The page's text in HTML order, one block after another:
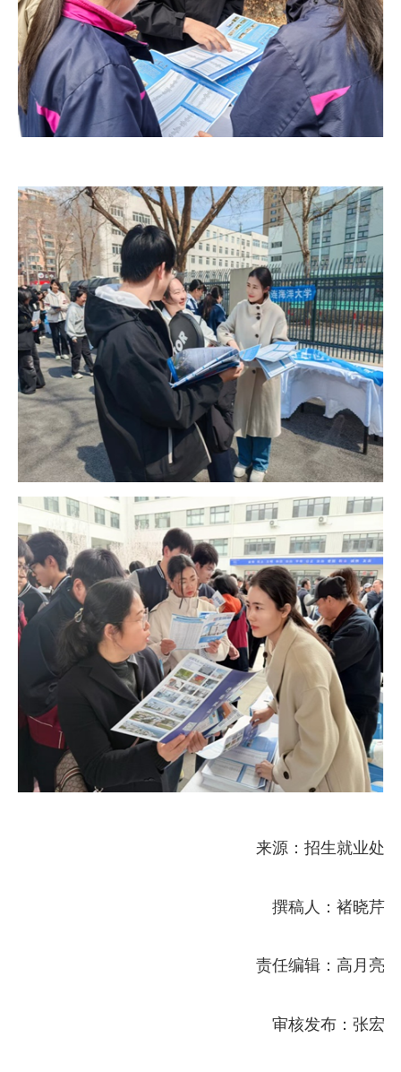
来源：招生就业处
撰稿人：褚晓芹
责任编辑：高月亮
审核发布：张宏